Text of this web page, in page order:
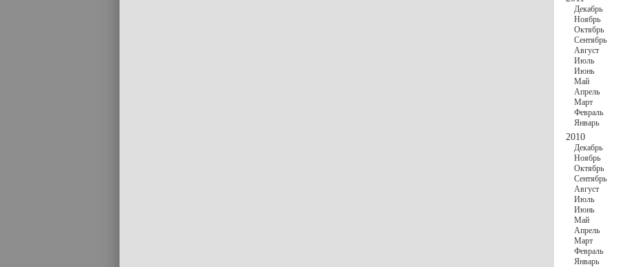
Декабрь
Ноябрь
Октябрь
Сентябрь
Август
Июль
Июнь
Май
Апрель
Март
Февраль
Январь
2010
Декабрь
Ноябрь
Октябрь
Сентябрь
Август
Июль
Июнь
Май
Апрель
Март
Февраль
Январь